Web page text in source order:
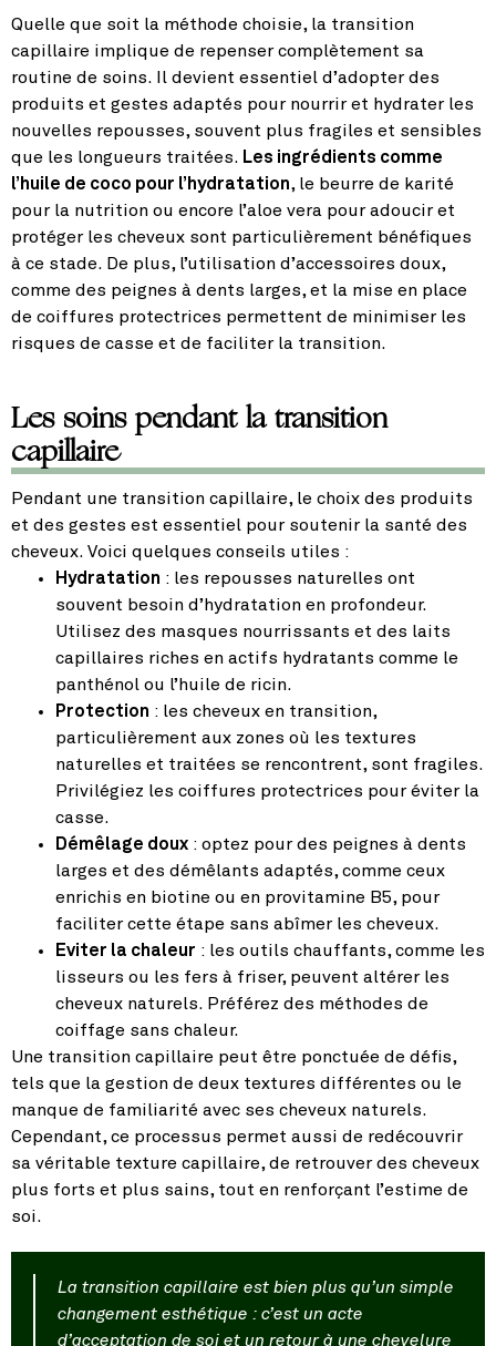
Quelle que soit la méthode choisie, la transition
capillaire implique de repenser complètement sa
routine de soins. Il devient essentiel d’adopter des
produits et gestes adaptés pour nourrir et hydrater les
nouvelles repousses, souvent plus fragiles et sensibles
que les longueurs traitées. Les ingrédients comme
l’huile de coco pour l’hydratation, le beurre de karité
pour la nutrition ou encore l’aloe vera pour adoucir et
protéger les cheveux sont particulièrement bénéfiques
à ce stade. De plus, l’utilisation d’accessoires doux,
comme des peignes à dents larges, et la mise en place
de coiffures protectrices permettent de minimiser les
risques de casse et de faciliter la transition.
Les soins pendant la transition
capillaire
Pendant une transition capillaire, le choix des produits
et des gestes est essentiel pour soutenir la santé des
cheveux. Voici quelques conseils utiles :
Hydratation : les repousses naturelles ont
souvent besoin d’hydratation en profondeur.
Utilisez des masques nourrissants et des laits
capillaires riches en actifs hydratants comme le
panthénol ou l’huile de ricin.
Protection : les cheveux en transition,
particulièrement aux zones où les textures
naturelles et traitées se rencontrent, sont fragiles.
Privilégiez les coiffures protectrices pour éviter la
casse.
Démêlage doux : optez pour des peignes à dents
larges et des démêlants adaptés, comme ceux
enrichis en biotine ou en provitamine B5, pour
faciliter cette étape sans abîmer les cheveux.
Eviter la chaleur : les outils chauffants, comme les
lisseurs ou les fers à friser, peuvent altérer les
cheveux naturels. Préférez des méthodes de
coiffage sans chaleur.
Une transition capillaire peut être ponctuée de défis,
tels que la gestion de deux textures différentes ou le
manque de familiarité avec ses cheveux naturels.
Cependant, ce processus permet aussi de redécouvrir
sa véritable texture capillaire, de retrouver des cheveux
plus forts et plus sains, tout en renforçant l’estime de
soi.
La transition capillaire est bien plus qu’un simple
changement esthétique : c’est un acte
d’acceptation de soi et un retour à une chevelure